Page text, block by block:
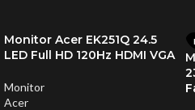
Monitor Acer EK251Q 24.5
LED Full HD 120Hz HDMI VGA
Monitor
Acer